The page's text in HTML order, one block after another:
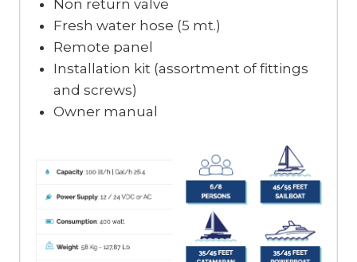
Non return valve
Fresh water hose (5 mt.)
Remote panel
Installation kit (assortment of fittings
and screws)
Owner manual